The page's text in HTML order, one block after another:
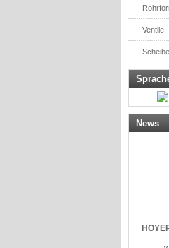
Ventile
News